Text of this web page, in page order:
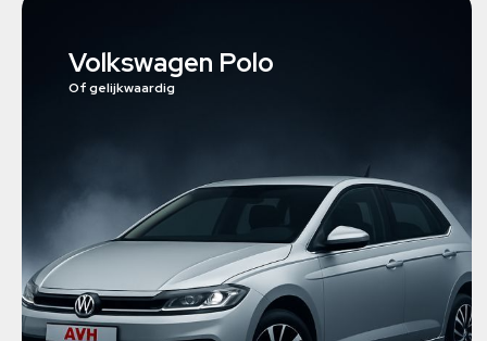
Volkswagen Polo
Of gelijkwaardig